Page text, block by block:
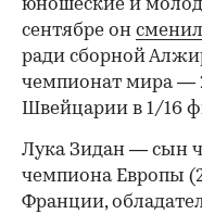
юношеские и
сентябре он сменил
ради сборной
чемпионат мира —
Швейцарии в 1/16
Лука Зидан — сын
чемпиона Европы
Франции,